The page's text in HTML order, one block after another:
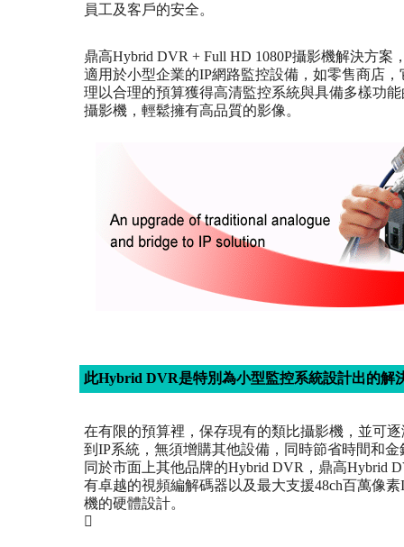
員工及客戶的安全。
鼎高Hybrid DVR + Full HD 1080P攝影機解決方案
適用於小型企業的IP網路監控設備，如零售商店
理以合理的預算獲得高清監控系統與具備多樣功
攝影機，輕鬆擁有高品質的影像。
此Hybrid DVR是特別為小型監控系統設計出的解
在有限的預算裡，保存現有的類比攝影機，並可
到IP系統，無須增購其他設備，同時節省時間和金
同於市面上其他品牌的Hybrid DVR，鼎高Hybrid
有卓越的視頻編解碼器以及最大支援48ch百萬像素
機的硬體設計。
